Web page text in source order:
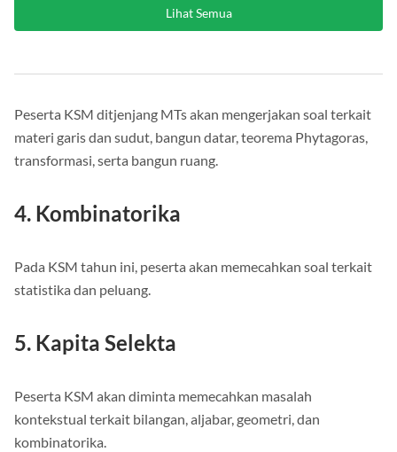
Lihat Semua
Peserta KSM ditjenjang MTs akan mengerjakan soal terkait
materi garis dan sudut, bangun datar, teorema Phytagoras,
transformasi, serta bangun ruang.
4. Kombinatorika
Pada KSM tahun ini, peserta akan memecahkan soal terkait
statistika dan peluang.
5. Kapita Selekta
Peserta KSM akan diminta memecahkan masalah
kontekstual terkait bilangan, aljabar, geometri, dan
kombinatorika.